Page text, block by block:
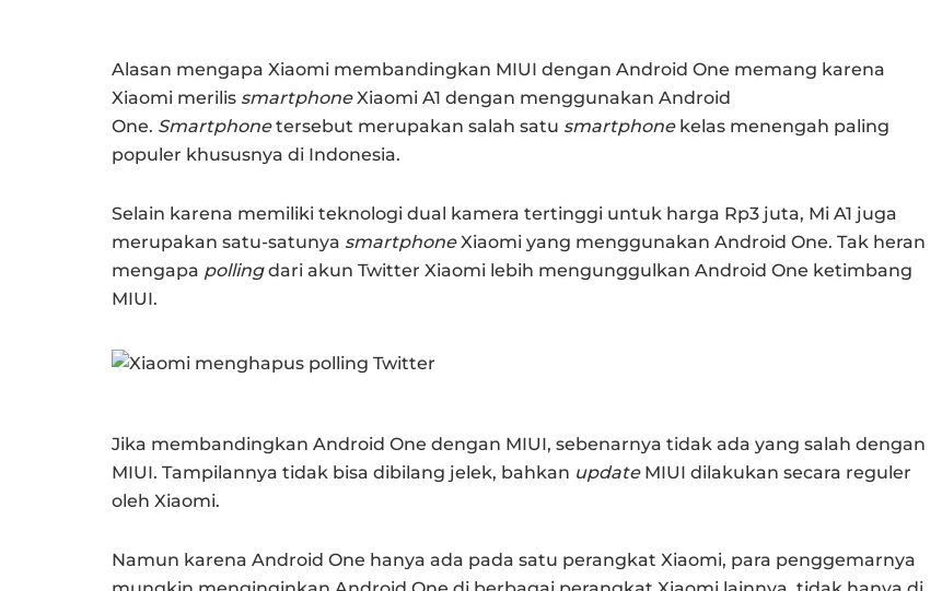
Alasan mengapa Xiaomi membandingkan MIUI dengan Android One memang karena
Xiaomi merilis smartphone Xiaomi A1 dengan menggunakan Android
One. Smartphonetersebut merupakan salah satu smartphone kelas menengah paling
populer khususnya di Indonesia.
Selain karena memiliki teknologi dual kamera tertinggi untuk harga Rp3 juta, Mi A1 juga
merupakan satu-satunya smartphone Xiaomi yang menggunakan Android One. Tak heran
mengapa pollingdari akun Twitter Xiaomi lebih mengunggulkan Android One ketimbang
MIUI.
Jika membandingkan Android One dengan MIUI, sebenarnya tidak ada yang salah dengan
MIUI. Tampilannya tidak bisa dibilang jelek, bahkan update MIUI dilakukan secara reguler
oleh Xiaomi.
Namun karena Android One hanya ada pada satu perangkat Xiaomi, para penggemarnya